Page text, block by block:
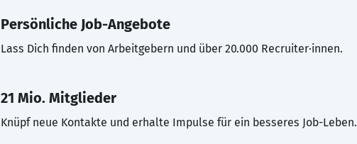
Persönliche Job-Angebote
Lass Dich finden von Arbeitgebern und über 20.000 Recruiter·innen.
21 Mio. Mitglieder
Knüpf neue Kontakte und erhalte Impulse für ein besseres Job-Leben.